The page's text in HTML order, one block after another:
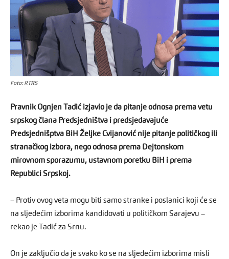
Foto: RTRS
Pravnik Ognjen Tadić izjavio je da pitanje odnosa prema vetu
srpskog člana Predsjedništva i predsjedavajuće
Predsjednišptva BiH Željke Cvijanović nije pitanje političkog ili
stranačkog izbora, nego odnosa prema Dejtonskom
mirovnom sporazumu, ustavnom poretku BiH i prema
Republici Srpskoj.
– Protiv ovog veta mogu biti samo stranke i poslanici koji će se
na sljedećim izborima kandidovati u političkom Sarajevu –
rekao je Tadić za Srnu.
On je zaključio da je svako ko se na sljedećim izborima misli